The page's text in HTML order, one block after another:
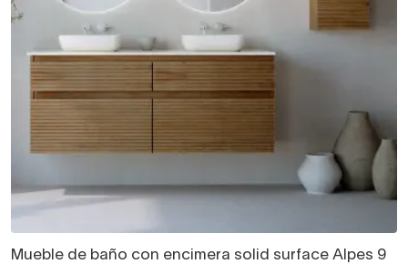
Mueble de baño con encimera solid surface Alpes 9